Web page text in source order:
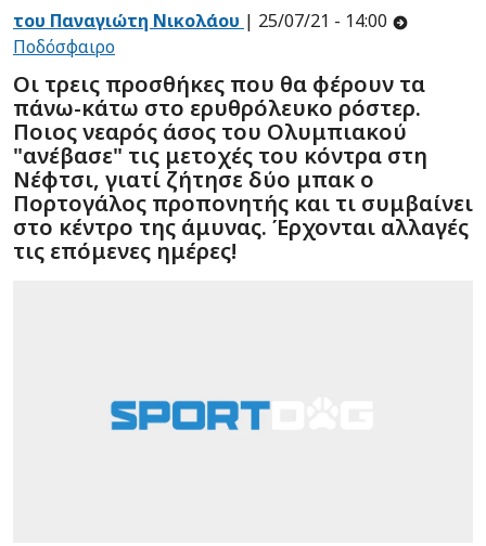
του Παναγιώτη Νικολάου | 25/07/21 - 14:00
Ποδόσφαιρο
Οι τρεις προσθήκες που θα φέρουν τα
πάνω-κάτω στο ερυθρόλευκο ρόστερ.
Ποιος νεαρός άσος του Ολυμπιακού
"ανέβασε" τις μετοχές του κόντρα στη
Νέφτσι, γιατί ζήτησε δύο μπακ ο
Πορτογάλος προπονητής και τι συμβαίνει
στο κέντρο της άμυνας. Έρχονται αλλαγές
τις επόμενες ημέρες!